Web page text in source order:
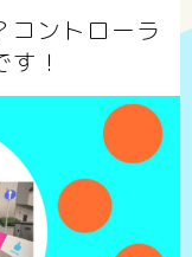
コントローラ
！